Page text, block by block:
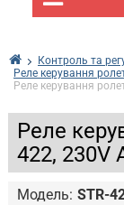
Контроль та
Реле керування
Реле керування
Реле
422, 230V
Модель: STR-